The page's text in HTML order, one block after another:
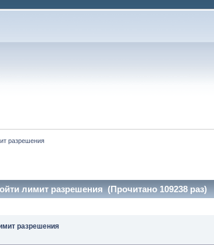
разрешения
лимит разрешения (Прочитано 109238 раз)
разрешения